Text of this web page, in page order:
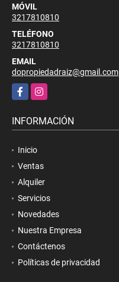
MÓVIL
3217810810
TELÉFONO
3217810810
EMAIL
dopropiedadraiz@gmail.com
FacebookInstagram
INFORMACIÓN
Inicio
Ventas
Alquiler
Servicios
Novedades
Nuestra Empresa
Contáctenos
Políticas de privacidad